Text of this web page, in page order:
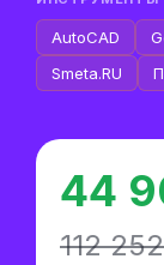
AutoCAD
Smeta.RU
44
112